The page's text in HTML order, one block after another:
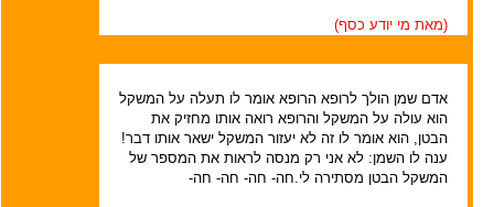
(מאת מי יודע כסף)
אדם שמן הולך לרופא הרופא אומר לו תעלה על המשקל
הוא עולה על המשקל והרופא רואה אותו מחזיק את
הבטן, הוא אומר לו זה לא יעזור המשקל ישאר אותו דבר!
ענה לו השמן: לא אני רק מנסה לראות את המספר של
המשקל הבטן מסתירה לי.חה- חה- חה- חה-